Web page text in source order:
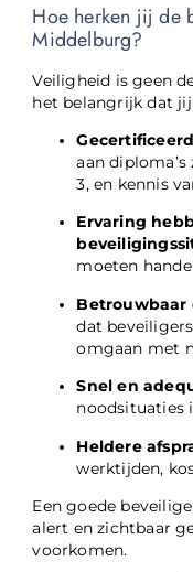
Hoe herken jij de
Middelburg?
Veiligheid is geen
het belangrijk dat
aan
3, en kennis
Ervaring
moeten
Betrouwbaar
dat
omgaan met
Snel en
noodsituaties
Heldere
werktijden,
Een goede
alert en zichtbaar
voorkomen.